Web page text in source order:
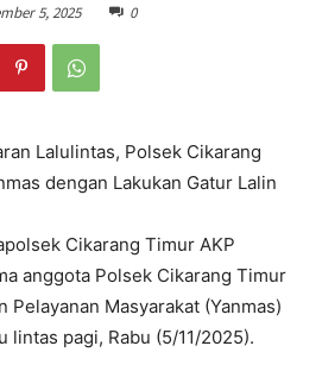
5, 2025 0
Lalulintas, Polsek Cikarang
dengan Lakukan Gatur Lalin
Cikarang Timur AKP
anggota Polsek Cikarang Timur
Pelayanan Masyarakat (Yanmas)
lintas pagi, Rabu (5/11/2025).